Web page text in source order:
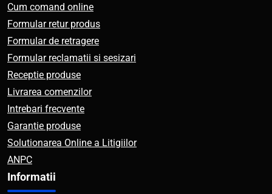
Cum comand online
Formular retur produs
Formular de retragere
Formular reclamatii si sesizari
Receptie produse
Livrarea comenzilor
Intrebari frecvente
Garantie produse
Solutionarea Online a Litigiilor
ANPC
Informatii